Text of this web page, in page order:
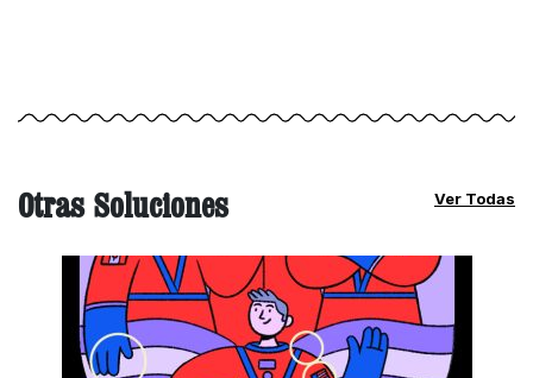
Otras Soluciones Ver Todas